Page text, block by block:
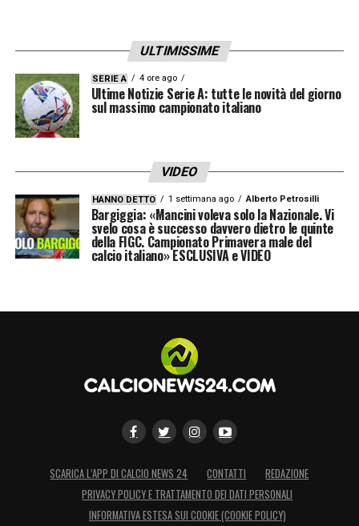
ancora a un solo gol dal record di reti in
cadetteria detenuto da Stefan Schwoch.
LA PLAYLIST DELLE NOSTRE TOP NEWS
ULTIMISSIME
SERIE A 4 ore ago
Ultime Notizie Serie A: tutte le novità del giorno
sul massimo campionato italiano
VIDEO
HANNO DETTO 1 settimana ago Alberto Petrosilli
Bargiggia: «Mancini voleva solo la Nazionale. Vi
svelo cosa è successo davvero dietro le quinte
della FIGC. Campionato Primavera male del
calcio italiano» ESCLUSIVA e VIDEO
SCARICA L’APP DI CALCIO NEWS 24 CONTATTI
REDAZIONE
PRIVACY POLICY E TRATTAMENTO DEI DATI PERSONALI
INFORMATIVA ESTESA SUI COOKIE (COOKIE POLICY)